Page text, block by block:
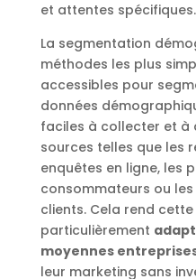
et attentes spécifiques.
La segmentation
méthodes les plus
accessibles pour
données
faciles à collecter et à
sources telles que les
enquêtes en ligne, les
consommateurs ou
clients. Cela rend
particulièrement
moyennes
leur marketing sans